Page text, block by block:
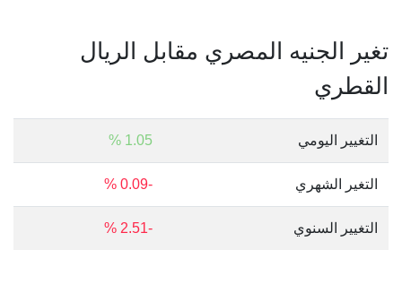
تغير الجنيه المصري مقابل الريال
القطري
التغيير اليومي 1.05 %
التغير الشهري -0.09 %
التغيير السنوي -2.51 %